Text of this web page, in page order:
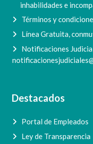
inhabilidades e
Términos y
Línea Gratuita,
Notificaciones
Destacados
Portal de Empleados
Ley de Transparencia